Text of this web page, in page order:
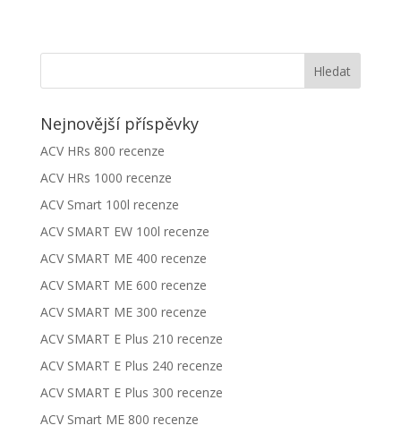
Nejnovější příspěvky
ACV HRs 800 recenze
ACV HRs 1000 recenze
ACV Smart 100l recenze
ACV SMART EW 100l recenze
ACV SMART ME 400 recenze
ACV SMART ME 600 recenze
ACV SMART ME 300 recenze
ACV SMART E Plus 210 recenze
ACV SMART E Plus 240 recenze
ACV SMART E Plus 300 recenze
ACV Smart ME 800 recenze